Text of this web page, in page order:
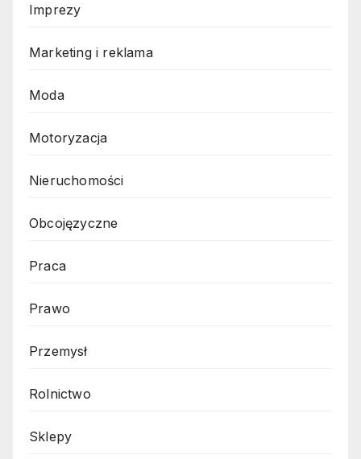
Imprezy
Marketing i reklama
Moda
Motoryzacja
Nieruchomości
Obcojęzyczne
Praca
Prawo
Przemysł
Rolnictwo
Sklepy